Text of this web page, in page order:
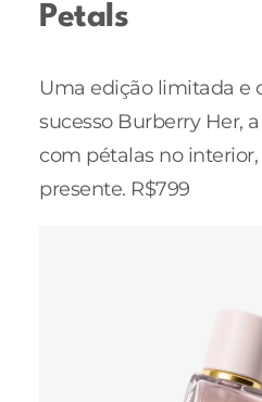
Petals
Uma edição limitada e
sucesso Burberry Her,
com pétalas no
presente. R$799